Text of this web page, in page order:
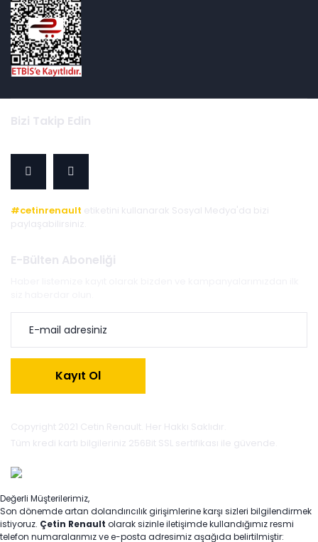
Bizi Takip Edin
#cetinrenault etiketini kullanarak Sosyal Medya'da bizi
paylaşabilirsiniz.
E-Bülten Aboneliği
Kayıt Ol
Copyright 2021 Cetin Renault. Her Hakkı Saklıdır.
Tüm kredi kartı bilgileriniz 256Bit SSL sertifikası ile güvende.
Değerli Müşterilerimiz,
Son dönemde artan dolandırıcılık girişimlerine karşı sizleri bilgilendirmek
istiyoruz. Çetin Renault olarak sizinle iletişimde kullandığımız resmi
telefon numaralarımız ve e-posta adresimiz aşağıda belirtilmiştir: